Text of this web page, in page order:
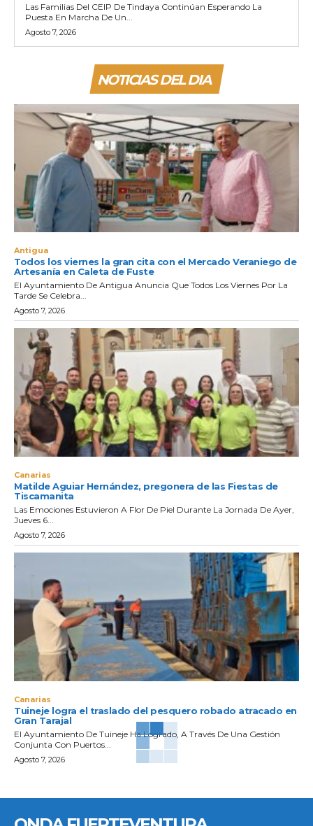
Las Familias Del CEIP De Tindaya Continúan Esperando La
Puesta En Marcha De Un...
Agosto 7, 2026
NOTICIAS DEL DIA
Antigua
Todos los viernes la gran cita con el Mercado Veraniego de
Artesanía en Caleta de Fuste
El Ayuntamiento De Antigua Anuncia Que Todos Los Viernes Por La
Tarde Se Celebra...
Agosto 7, 2026
Canarias
Matilde Aguiar Hernández, pregonera de las Fiestas de
Tiscamanita
Las Emociones Estuvieron A Flor De Piel Durante La Jornada De Ayer,
Jueves 6...
Agosto 7, 2026
Canarias
Tuineje logra el traslado del pesquero robado atracado en
Gran Tarajal
El Ayuntamiento De Tuineje Ha Logrado, A Través De Una Gestión
Conjunta Con Puertos...
Agosto 7, 2026